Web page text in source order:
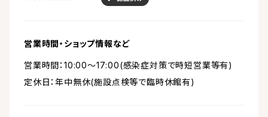
営業時間・ショップ情報など
営業時間：10:00～17:00(感染症対策で時短営業等有)
定休日：年中無休(施設点検等で臨時休館有)